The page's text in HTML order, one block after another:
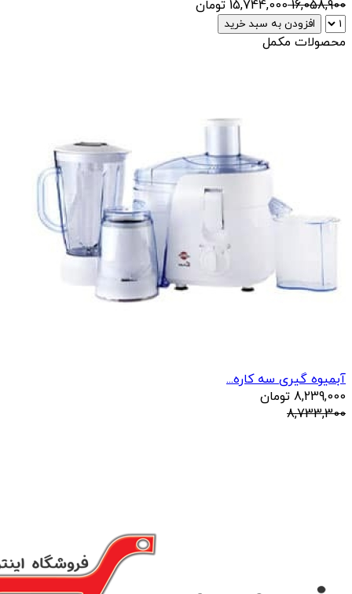
16,058,900
15,744,000 تومان
افزودن به سبد خرید
محصولات مکمل
آبمیوه گیری سه کاره...
8,239,000 تومان
8,733,300